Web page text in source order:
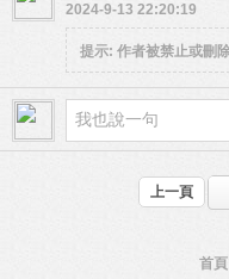
2024-9-13 22:20:19
提示: 作者被禁止或刪
上一頁
首頁